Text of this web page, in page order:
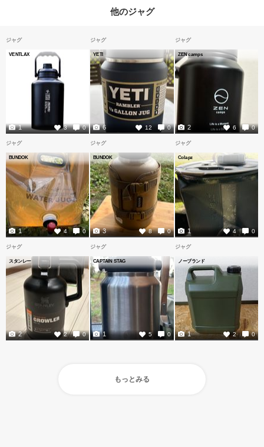
他のジャグ
ジャグ
VENTLAX
3 0
1
ジャグ
YETI
12 0
6
ジャグ
ZEN camps
6 0
2
ジャグ
BUNDOK
4 0
1
ジャグ
BUNDOK
8 0
3
ジャグ
Colapz
4 0
1
ジャグ
スタンレー
2 0
2
ジャグ
CAPTAIN STAG
5 0
1
ジャグ
ノーブランド
2 0
1
もっとみる